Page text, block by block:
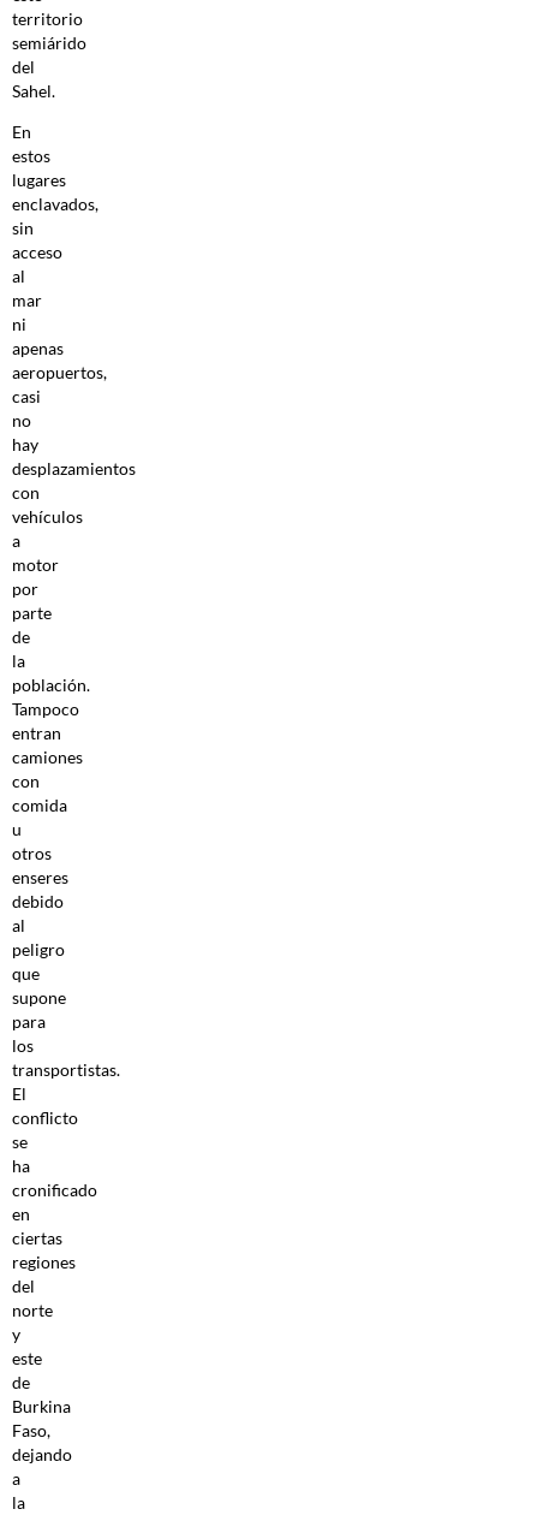
territorio
semiárido
del
Sahel.
En
estos
lugares
enclavados,
sin
acceso
al
mar
ni
apenas
aeropuertos,
casi
no
hay
desplazamientos
con
vehículos
a
motor
por
parte
de
la
población.
Tampoco
entran
camiones
con
comida
u
otros
enseres
debido
al
peligro
que
supone
para
los
transportistas.
El
conflicto
se
ha
cronificado
en
ciertas
regiones
del
norte
y
este
de
Burkina
Faso,
dejando
a
la